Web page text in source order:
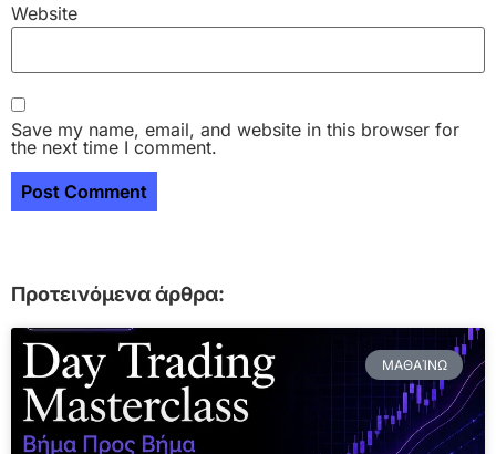
Website
Save my name, email, and website in this browser for
the next time I comment.
Προτεινόμενα άρθρα:
ΜΑΘΑΊΝΩ